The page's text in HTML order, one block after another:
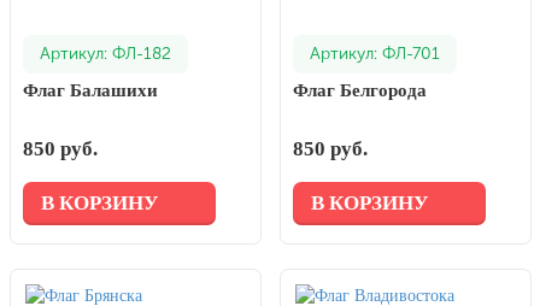
Артикул: ФЛ-182
Флаг Балашихи
850 руб.
В КОРЗИНУ
Артикул: ФЛ-701
Флаг Белгорода
850 руб.
В КОРЗИНУ